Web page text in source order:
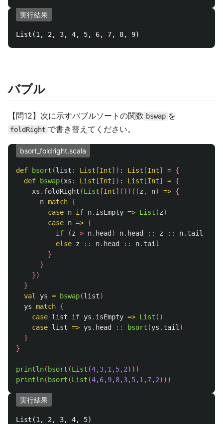
実行結果
バブル
【問12】次に示すバブルソートの関数 bswap を
foldRight で書き替えてください。
bsort_foldright.scala
def bsort (list : List [Int]) : List [Int] = {
def
bswap(xs : List [Int]) : List [Int] = {
xs . foldRight (List [Int]())((z , n) => {
n match {
case n if n. isEmpty => List (z)
case n => {
if
(z > n. head ) n. head :: z :: n. tail
else z :: n. head :: n. tail
}
}
})
}
val
ys = bswap(list)
ys match {
case list if ys . isEmpty => List ()
case list => ys . head :: bsort (ys . tail )
}
}
println( bsort (List (4,3,1 ,5,2)))
println( bsort (List (4,6,9,8,3,5,1 ,7,2)))
実行結果
List(1, 2, 3, 4, 5)